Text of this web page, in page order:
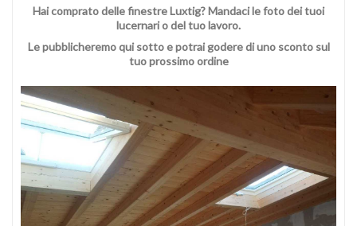
Hai comprato delle finestre Luxtig? Mandaci le foto dei tuoi
lucernari o del tuo lavoro.
Le pubblicheremo qui sotto e potrai godere di uno sconto sul
tuo prossimo ordine